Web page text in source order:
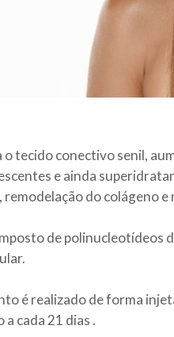
o tecido conectivo senil,
e ainda
remodelação do colágeno e
de polinucleotídeos
é realizado de forma
cada 21 dias .